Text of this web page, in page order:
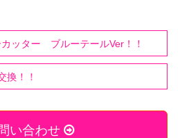
ッター ブルーテールVer！！
換！！
い合わせ